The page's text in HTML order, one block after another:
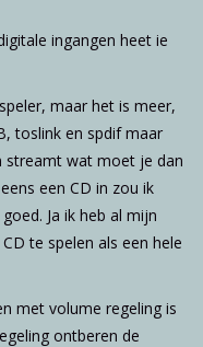
ingangen heet ie
maar het is meer,
toslink en spdif maar
streamt wat moet je dan
een CD in zou ik
Ja ik heb al mijn
te spelen als een hele
met volume regeling is
ontberen de